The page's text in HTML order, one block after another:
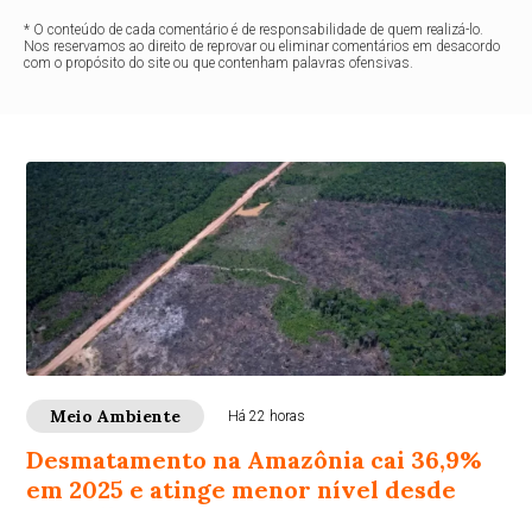
* O conteúdo de cada comentário é de responsabilidade de quem realizá-lo.
Nos reservamos ao direito de reprovar ou eliminar comentários em desacordo
com o propósito do site ou que contenham palavras ofensivas.
Meio Ambiente Há 22 horas
Desmatamento na Amazônia cai 36,9%
em 2025 e atinge menor nível desde